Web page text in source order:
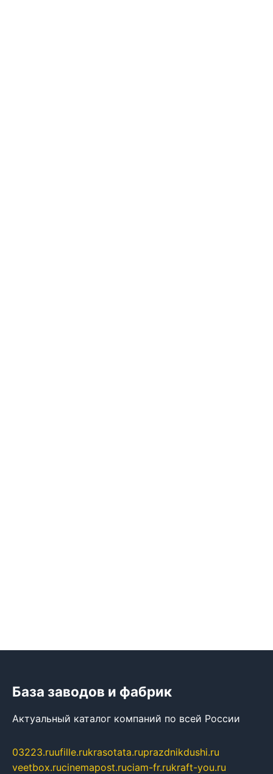
База заводов и фабрик
Актуальный каталог компаний по всей России
03223.ruufille.rukrasotata.ruprazdnikdushi.ru
veetbox.rucinemapost.ruciam-fr.rukraft-you.ru